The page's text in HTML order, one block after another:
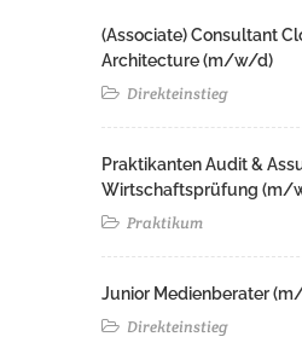
(Associate) Consultant
Architecture (m/w/d)​ ​
Direkteinstieg
Praktikanten Audit &
Wirtschaftsprüfung (m/
Praktikum
Junior Medienberater
Direkteinstieg